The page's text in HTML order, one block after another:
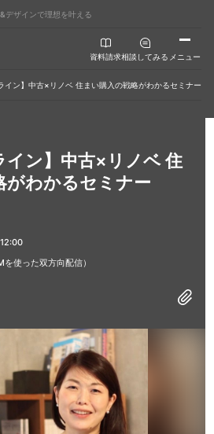
デザインで理想を叶える
メニュー
資料請求相談してみる
イン】中古×リノベ 住まい購入の戦略がわかるセミナー
イン】中古×リノベ 住
がわかるセミナー
使った双方向配信）